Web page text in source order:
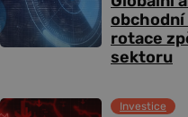
obchodní
rotace
sektoru
Investice